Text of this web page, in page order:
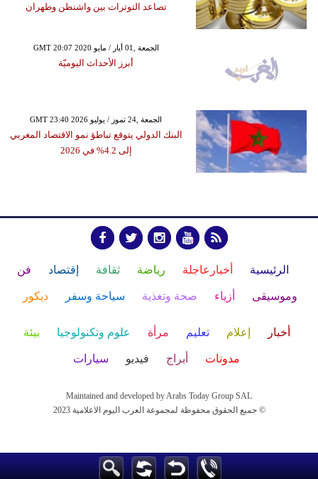
تصاعد التوترات بين واشنطن وطهران
GMT 20:07 2020 الجمعة ,01 أيار / مايو
أبرز الأحداث اليوميّة
GMT 23:40 2026 الجمعة ,24 تموز / يوليو
البنك الدولي يتوقع تباطؤ نمو الاقتصاد المغربي
إلى 4.2% في 2026
الرئيسية أخبارعاجلة رياضة ثقافة إقتصاد فن
وموسيقى أزياء صحة وتغذية سياحة وسفر ديكور
أخبار إعلام تعليم مرأة علوم وتكنولوجيا بيئة
مدونات أبراج فيديو سيارات
Maintained and developed by Arabs Today Group SAL
جميع الحقوق محفوظة لمجموعة العرب اليوم الاعلامية 2023 ©